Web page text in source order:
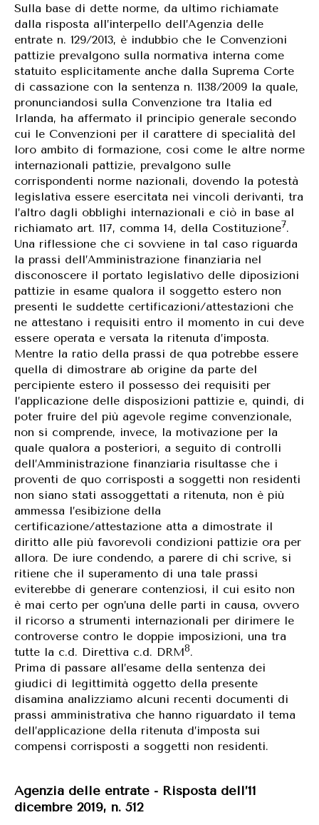
Sulla base di dette norme, da ultimo richiamate
dalla risposta all’interpello dell’Agenzia delle
entrate n. 129/2013, è indubbio che le Convenzioni
pattizie prevalgono sulla normativa interna come
statuito esplicitamente anche dalla Suprema Corte
di cassazione con la sentenza n. 1138/2009 la quale,
pronunciandosi sulla Convenzione tra Italia ed
Irlanda, ha affermato il principio generale secondo
cui le Convenzioni per il carattere di specialità del
loro ambito di formazione, cosi come le altre norme
internazionali pattizie, prevalgono sulle
corrispondenti norme nazionali, dovendo la potestà
legislativa essere esercitata nei vincoli derivanti, tra
l’altro dagli obblighi internazionali e ciò in base al
richiamato art. 117, comma 14, della Costituzione7.
Una riflessione che ci sovviene in tal caso riguarda
la prassi dell’Amministrazione finanziaria nel
disconoscere il portato legislativo delle diposizioni
pattizie in esame qualora il soggetto estero non
presenti le suddette certificazioni/attestazioni che
ne attestano i requisiti entro il momento in cui deve
essere operata e versata la ritenuta d’imposta.
Mentre la ratio della prassi de qua potrebbe essere
quella di dimostrare ab origine da parte del
percipiente estero il possesso dei requisiti per
l’applicazione delle disposizioni pattizie e, quindi, di
poter fruire del più agevole regime convenzionale,
non si comprende, invece, la motivazione per la
quale qualora a posteriori, a seguito di controlli
dell’Amministrazione finanziaria risultasse che i
proventi de quo corrisposti a soggetti non residenti
non siano stati assoggettati a ritenuta, non è più
ammessa l’esibizione della
certificazione/attestazione atta a dimostrate il
diritto alle più favorevoli condizioni pattizie ora per
allora. De iure condendo, a parere di chi scrive, si
ritiene che il superamento di una tale prassi
eviterebbe di generare contenziosi, il cui esito non
è mai certo per ogn’una delle parti in causa, ovvero
il ricorso a strumenti internazionali per dirimere le
controverse contro le doppie imposizioni, una tra
tutte la c.d. Direttiva c.d. DRM8.
Prima di passare all’esame della sentenza dei
giudici di legittimità oggetto della presente
disamina analizziamo alcuni recenti documenti di
prassi amministrativa che hanno riguardato il tema
dell’applicazione della ritenuta d’imposta sui
compensi corrisposti a soggetti non residenti.
Agenzia delle entrate - Risposta dell’11
dicembre 2019, n. 512